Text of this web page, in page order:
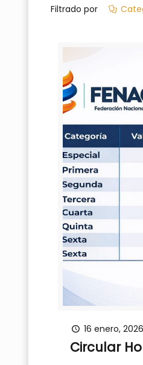
Filtrado por
16 enero, 2026
Circular